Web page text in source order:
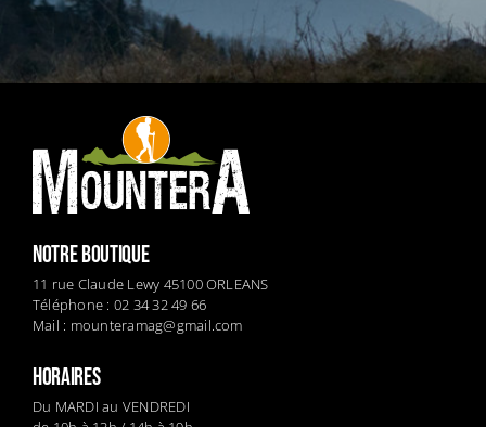
NOTRE BOUTIQUE
11 rue Claude Lewy 45100 ORLEANS
Téléphone : 02 34 32 49 66
Mail : mounteramag@gmail.com
HORAIRES
Du MARDI au VENDREDI